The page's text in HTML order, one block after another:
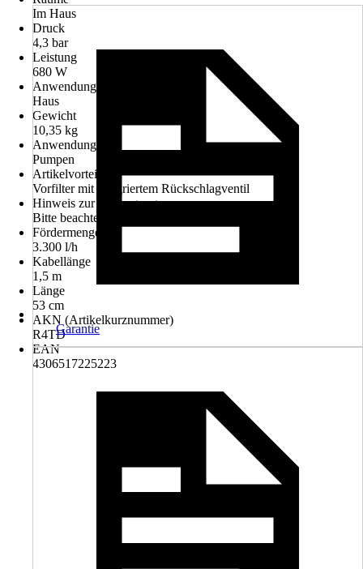
Im Haus
Druck
4,3 bar
Leistung
680 W
Anwendungsbereich
Haus
Gewicht
10,35 kg
Anwendung
Pumpen
Artikelvorteil
Vorfilter mit integriertem Rückschlagventil
Hinweis zur Entsorgung
Bitte beachte die Hinweise zur Entsorgung
Fördermenge
3.300 l/h
Kabellänge
1,5 m
Länge
53 cm
AKN (Artikelkurznummer)
R4TD
EAN
4306517225223
Garantie